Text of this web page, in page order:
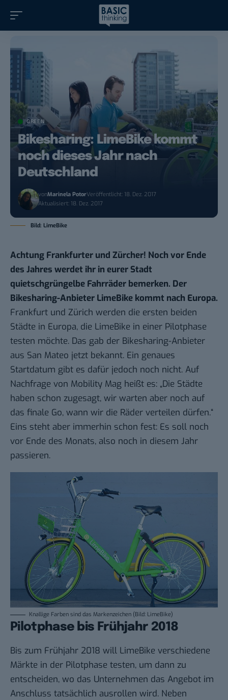
GREEN
Bikesharing: LimeBike kommt
noch dieses Jahr nach
Deutschland
vonMarinela PotorVeröffentlicht: 18. Dez. 2017
Aktualisiert: 18. Dez. 2017
Bild: LimeBike
Achtung Frankfurter und Zürcher! Noch vor Ende
des Jahres werdet ihr in eurer Stadt
quietschgrüngelbe Fahrräder bemerken. Der
Bikesharing-Anbieter LimeBike kommt nach Europa.
Frankfurt und Zürich werden die ersten beiden
Städte in Europa, die LimeBike in einer Pilotphase
testen möchte. Das gab der Bikesharing-Anbieter
aus San Mateo jetzt bekannt. Ein genaues
Startdatum gibt es dafür jedoch noch nicht. Auf
Nachfrage von Mobility Mag heißt es: „Die Städte
haben schon zugesagt, wir warten aber noch auf
das finale Go, wann wir die Räder verteilen dürfen.“
Eins steht aber immerhin schon fest: Es soll noch
vor Ende des Monats, also noch in diesem Jahr
passieren.
Knallige Farben sind das Markenzeichen (Bild: LimeBike)
Pilotphase bis Frühjahr 2018
Bis zum Frühjahr 2018 will LimeBike verschiedene
Märkte in der Pilotphase testen, um dann zu
entscheiden, wo das Unternehmen das Angebot im
Anschluss tatsächlich ausrollen wird. Neben